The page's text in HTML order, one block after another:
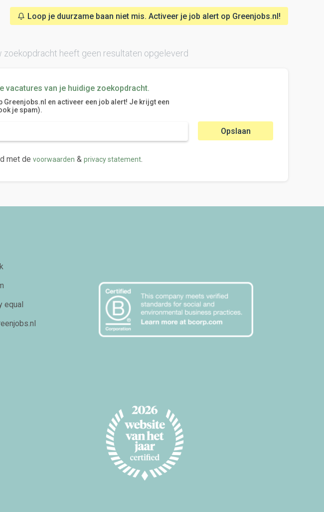
Loop je duurzame baan niet mis. Activeer je job alert op Greenjobs.nl!
zoekopdracht heeft geen resultaten opgeleverd
vacatures van je huidige zoekopdracht.
en activeer een job alert! Je krijgt een
je spam).
met de voorwaarden & privacy statement.
Opslaan
equal